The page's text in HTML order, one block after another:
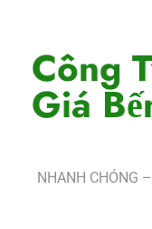
contentCông
Giá
NHANH CHÓNG